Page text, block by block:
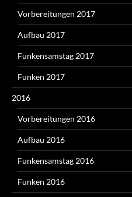
Vorbereitungen 2017
Aufbau 2017
Funkensamstag 2017
Funken 2017
2016
Vorbereitungen 2016
Aufbau 2016
Funkensamstag 2016
Funken 2016